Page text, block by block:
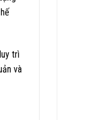
trì
và